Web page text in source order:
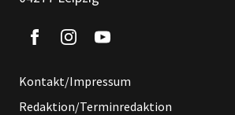
Kontakt/Impressum
Redaktion/Terminredaktion